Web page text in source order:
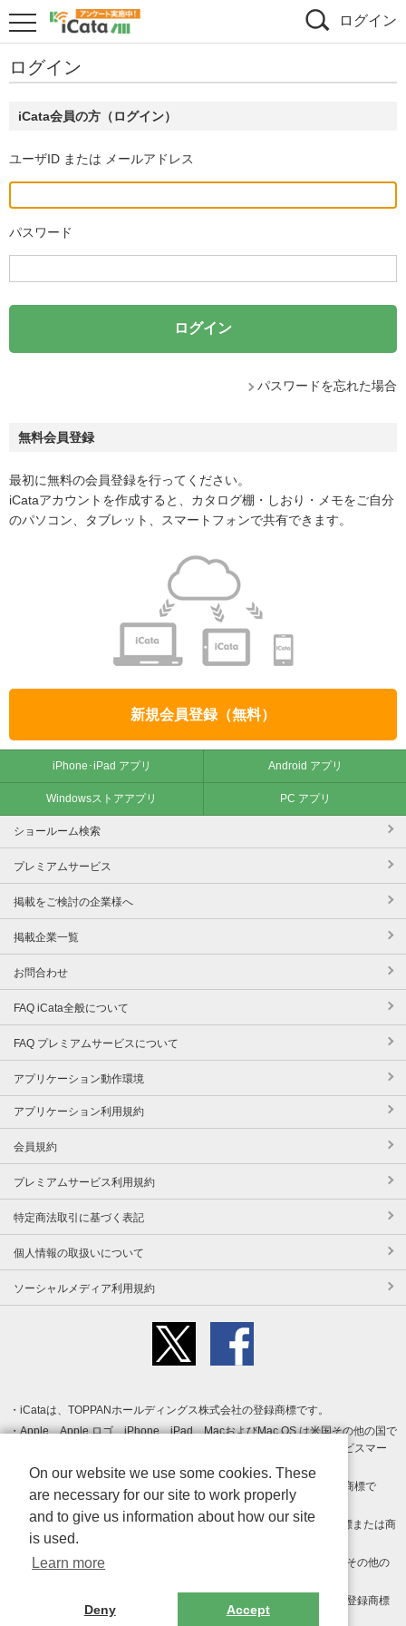
ログイン
ログイン
iCata会員の方（ログイン）
ユーザID または メールアドレス
パスワード
パスワードを忘れた場合
無料会員登録
最初に無料の会員登録を行ってください。
iCataアカウントを作成すると、カタログ棚・しおり・メモをご自分
のパソコン、タブレット、スマートフォンで共有できます。
新規会員登録（無料）
iPhone･iPad アプリ Android アプリ
Windowsストアアプリ PC アプリ
ショールーム検索
プレミアムサービス
掲載をご検討の企業様へ
掲載企業一覧
お問合わせ
FAQ iCata全般について
FAQ プレミアムサービスについて
アプリケーション動作環境
アプリケーション利用規約
会員規約
プレミアムサービス利用規約
特定商法取引に基づく表記
個人情報の取扱いについて
ソーシャルメディア利用規約
iCataは、TOPPANホールディングス株式会社の登録商標です。
Apple、Apple ロゴ、iPhone、iPad、MacおよびMac OS は米国その他の国で
登録された Apple Inc. の商標です。App Store は Apple Inc. のサービスマー
クです。
Android、Google Play および Google Play ロゴ は Google LLC の商標で
す。
Windows は Microsoft Inc.の米国およびその他の国における登録商標または商
標です。
Adobe、Adobe Reader、Adobe PDF は、Adobe Inc.の米国およびその他の
その他、記載されている会社名、商品名、ロゴは各社の商標または登録商標
On our website we use some cookies. These
are necessary for our site to work properly
and to give us information about how our site
is used.
Learn more
Deny Accept